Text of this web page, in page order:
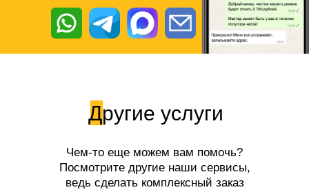
Другие услуги
Чем-то еще можем вам помочь?
Посмотрите другие наши сервисы,
ведь сделать комплексный заказ